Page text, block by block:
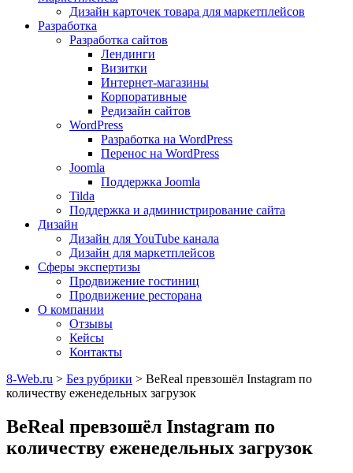
Дизайн карточек товара для маркетплейсов
Разработка
Разработка сайтов
Лендинги
Визитки
Интернет-магазины
Корпоративные
Редизайн сайтов
WordPress
Разработка на WordPress
Перенос на WordPress
Joomla
Поддержка Joomla
Tilda
Поддержка и администрирование сайта
Дизайн
Дизайн для YouTube канала
Дизайн для маркетплейсов
Сферы экспертизы
Продвижение гостиниц
Продвижение ресторана
О компании
Отзывы
Кейсы
Контакты
8-Web.ru > Без рубрики > BeReal превзошёл Instagram по
количеству еженедельных загрузок
BeReal превзошёл Instagram по
количеству еженедельных загрузок